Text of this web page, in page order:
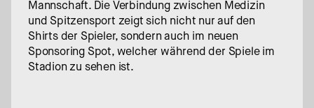
Mannschaft. Die Verbindung zwischen Medizin
und Spitzensport zeigt sich nicht nur auf den
Shirts der Spieler, sondern auch im neuen
Sponsoring Spot, welcher während der Spiele im
Stadion zu sehen ist.